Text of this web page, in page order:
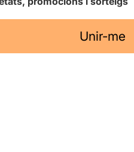
Unir-me